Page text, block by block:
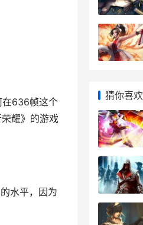
在636帧这个
耀》的游戏
水平，因为
猜你喜欢